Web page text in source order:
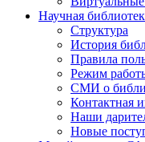
Научная
Структура
История
Правила
Режим
СМИ о
Контактная
Наши
Новые